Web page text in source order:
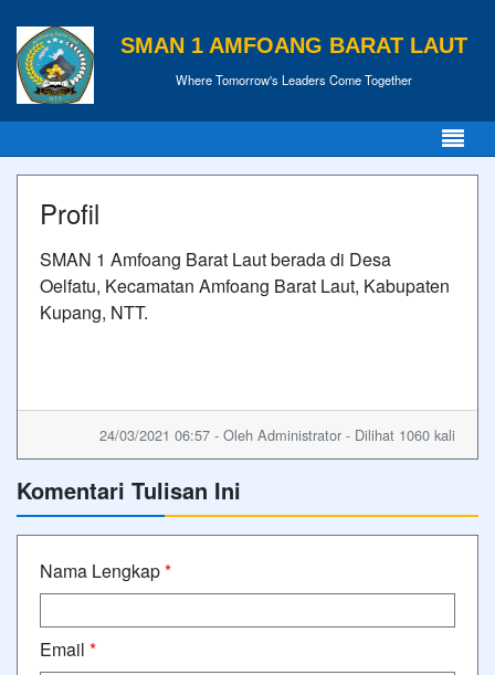
SMAN 1 AMFOANG BARAT LAUT
Where Tomorrow's Leaders Come Together
Profil
SMAN 1 Amfoang Barat Laut berada di Desa
Oelfatu, Kecamatan Amfoang Barat Laut, Kabupaten
Kupang, NTT.
24/03/2021 06:57 - Oleh Administrator - Dilihat 1060 kali
Komentari Tulisan Ini
Nama Lengkap*
Email *